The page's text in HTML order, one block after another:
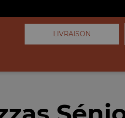
LIVRAISON